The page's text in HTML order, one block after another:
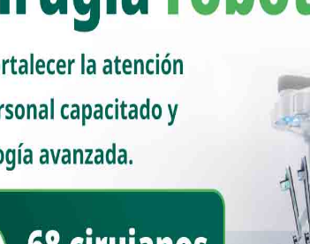
de este sexenio el presidente Andrés Manuel López
de s [...] Read More
VIEW ALL
VIEW ALL